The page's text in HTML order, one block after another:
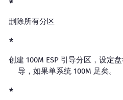
删除所有分区
创建 100M ESP 引导分区，设定
导，如果单系统 100M 足矣。